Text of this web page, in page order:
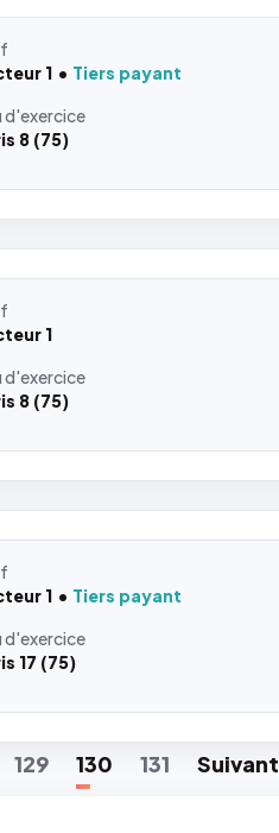
1
Tiers payant
d'exercice
8 (75)
1
d'exercice
8 (75)
1
Tiers payant
d'exercice
17 (75)
129 130 131 Suivant